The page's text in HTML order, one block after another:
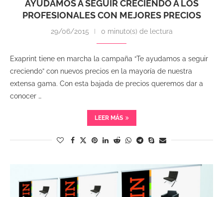
AYUDAMOS A SEGUIR CRECIENDO A LOS
PROFESIONALES CON MEJORES PRECIOS
29/06/2015 0 minuto(s) de lectura
Exaprint tiene en marcha la campaña “Te ayudamos a seguir
creciendo” con nuevos precios en la mayoría de nuestra
extensa gama. Con esta bajada de precios queremos dar a
conocer …
LEER MÁS